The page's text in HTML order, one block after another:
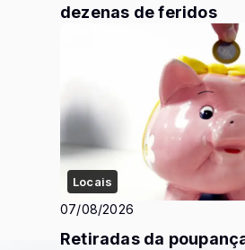
dezenas de feridos
Locais
07/08/2026
Retiradas da